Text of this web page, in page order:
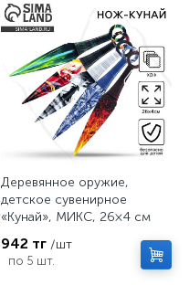
Деревянное оружие,
детское сувенирное
«Кунай», МИКС, 26×4 см
942 тг /шт
по 5 шт.